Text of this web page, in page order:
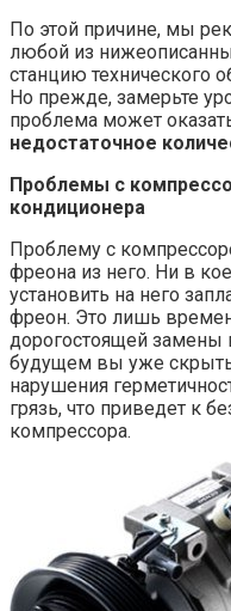
По этой причине, мы
любой из
станцию технического
Но прежде, замерьте
проблема может
недостаточное
Проблемы с
кондиционера
Проблему с
фреона из него. Ни в
установить на него
фреон. Это лишь
дорогостоящей замены
будущем вы уже
нарушения
грязь, что приведет к
компрессора.